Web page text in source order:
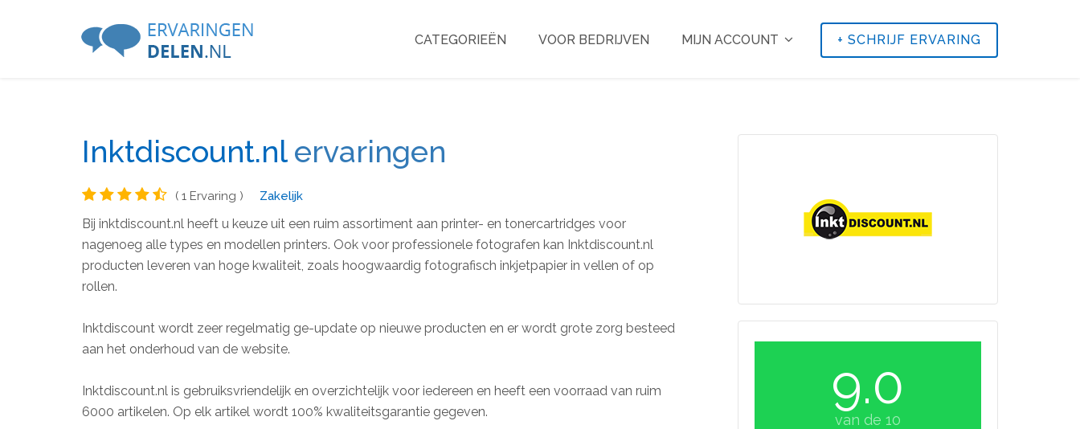
CATEGORIEËN VOOR BEDRIJVEN MIJN ACCOUNT + SCHRIJF ERVARING
Inktdiscount.nlervaringen
( 1 Ervaring ) Zakelijk
Bij inktdiscount.nl heeft u keuze uit een ruim assortiment aan printer- en tonercartridges voor
nagenoeg alle types en modellen printers. Ook voor professionele fotografen kan Inktdiscount.nl
producten leveren van hoge kwaliteit, zoals hoogwaardig fotografisch inkjetpapier in vellen of op
rollen.
Inktdiscount wordt zeer regelmatig ge-update op nieuwe producten en er wordt grote zorg besteed
aan het onderhoud van de website.
Inktdiscount.nl is gebruiksvriendelijk en overzichtelijk voor iedereen en heeft een voorraad van ruim
6000 artikelen. Op elk artikel wordt 100% kwaliteitsgarantie gegeven.
9.0
van de 10